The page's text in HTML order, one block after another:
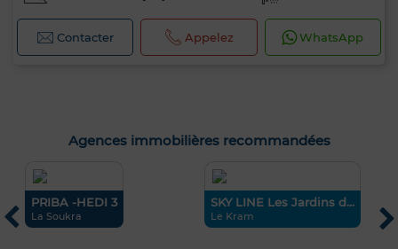
Contacter Appelez WhatsApp
Agences immobilières recommandées
PRIBA -HEDI 3
La Soukra
SKY LINE Les Jardins d...
Le Kram